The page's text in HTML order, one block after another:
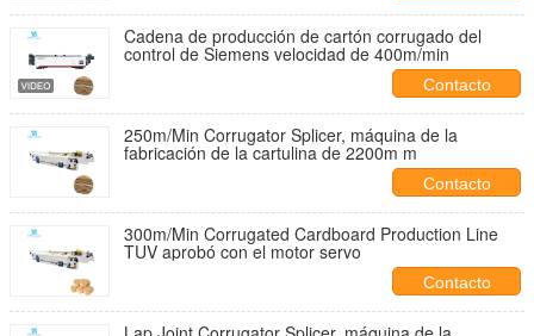
Cadena de producción de cartón corrugado del
control de Siemens velocidad de 400m/min
Contacto
250m/Min Corrugator Splicer, máquina de la
fabricación de la cartulina de 2200m m
Contacto
300m/Min Corrugated Cardboard Production Line
TUV aprobó con el motor servo
Contacto